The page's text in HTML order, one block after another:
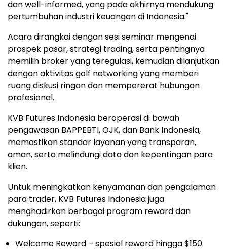
dan well-informed, yang pada akhirnya mendukung
pertumbuhan industri keuangan di Indonesia."
Acara dirangkai dengan sesi seminar mengenai
prospek pasar, strategi trading, serta pentingnya
memilih broker yang teregulasi, kemudian dilanjutkan
dengan aktivitas golf networking yang memberi
ruang diskusi ringan dan mempererat hubungan
profesional.
KVB Futures Indonesia beroperasi di bawah
pengawasan BAPPEBTI, OJK, dan Bank Indonesia,
memastikan standar layanan yang transparan,
aman, serta melindungi data dan kepentingan para
klien.
Untuk meningkatkan kenyamanan dan pengalaman
para trader, KVB Futures Indonesia juga
menghadirkan berbagai program reward dan
dukungan, seperti:
Welcome Reward – spesial reward hingga$150